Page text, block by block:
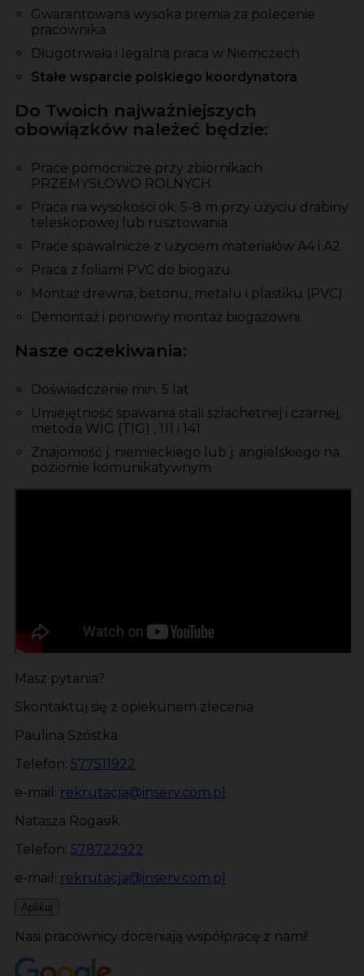
Gwarantowana wysoka premia za polecenie
pracownika
Długotrwała i legalna praca w Niemczech
Stałe wsparcie polskiego koordynatora
Do Twoich najważniejszych
obowiązków należeć będzie:
Prace pomocnicze przy zbiornikach
PRZEMYSŁOWO ROLNYCH
Praca na wysokości ok. 5-8 m przy użyciu drabiny
teleskopowej lub rusztowania
Prace spawalnicze z użyciem materiałów A4 i A2
Praca z foliami PVC do biogazu.
Montaż drewna, betonu, metalu i plastiku (PVC)
Demontaż i ponowny montaż biogazowni.
Nasze oczekiwania:
Doświadczenie min. 5 lat
Umiejętność spawania stali szlachetnej i czarnej,
metoda WIG (TIG) , 111 i 141
Znajomość j. niemieckiego lub j. angielskiego na
poziomie komunikatywnym
Masz pytania?
Skontaktuj się z opiekunem zlecenia
Paulina Szóstka
Telefon: 577511922
e-mail: rekrutacja@inserv.com.pl
Natasza Rogasik
Telefon: 578722922
e-mail: rekrutacja@inserv.com.pl
Aplikuj
Nasi pracownicy doceniają współpracę z nami!